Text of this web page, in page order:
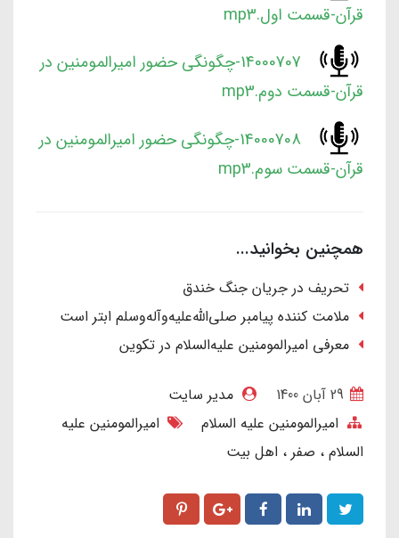
قرآن-قسمت اول.mp3
14000707-چگونگی حضور امیرالمومنین در
قرآن-قسمت دوم.mp3
14000708-چگونگی حضور امیرالمومنین در
قرآن-قسمت سوم.mp3
همچنین بخوانید...
تحریف در جریان جنگ خندق
ملامت کننده پیامبر صلی‌الله‌علیه‌وآله‌وسلم ابتر است
معرفی امیرالمومنین علیه‌السلام در تکوین
مدیر سایت
امیرالمومنین علیه السلام
امیرالمومنین علیه
السلام
صفر اهل بیت